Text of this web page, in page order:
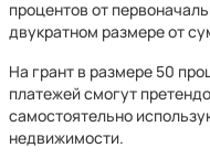
процентов от
двукратном размере от
На грант в размере 50
платежей смогут
самостоятельно
недвижимости.